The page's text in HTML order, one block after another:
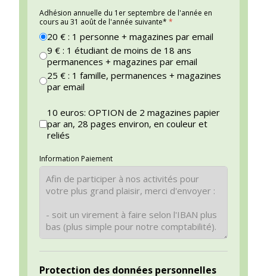
Adhésion annuelle du 1er septembre de l'année en
cours au 31 août de l'année suivante* *
20 € : 1 personne + magazines par email
9 € : 1 étudiant de moins de 18 ans
permanences + magazines par email
25 € : 1 famille, permanences + magazines
par email
10 euros: OPTION de 2 magazines papier
par an, 28 pages environ, en couleur et
reliés
Information Paiement
Protection des données personnelles